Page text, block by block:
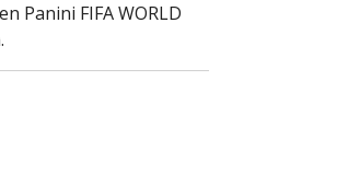
Panini FIFA WORLD